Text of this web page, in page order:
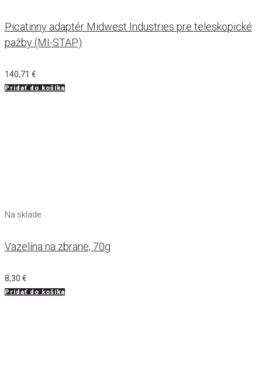
Picatinny adaptér Midwest Industries pre teleskopické
pažby (MI-STAP)
140,71 €
Pridať do košíka
Na sklade
Vazelína na zbrane, 70g
8,30 €
Pridať do košíka